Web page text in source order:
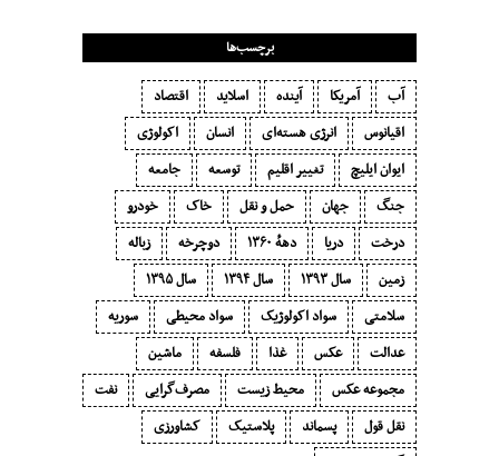
برچسب‌ها
آب آمریکا آینده اسلاید
اقتصاد
اقیانوس
انرژی هسته‌ای انسان
اکولوژی
ایوان ایلیچ
تغییر اقلیم توسعه
جامعه
جنگ
جهان حمل و نقل خاک
خودرو
درخت
دریا دههٔ ۱‍۳۶۰ دوچرخه
زباله
زمین
سال ۱۳۹۳ سال ۱۳۹۴
سال ۱۳۹۵
سلامتی
سواد اکولوژیک سواد محیطی
سوریه
عدالت
عکس غذا فلسفه
ماشین
مجموعه عکس
محیط زیست مصرف‌گرایی‬
نفت
نقل قول
پسماند پلاستیک
کشاورزی